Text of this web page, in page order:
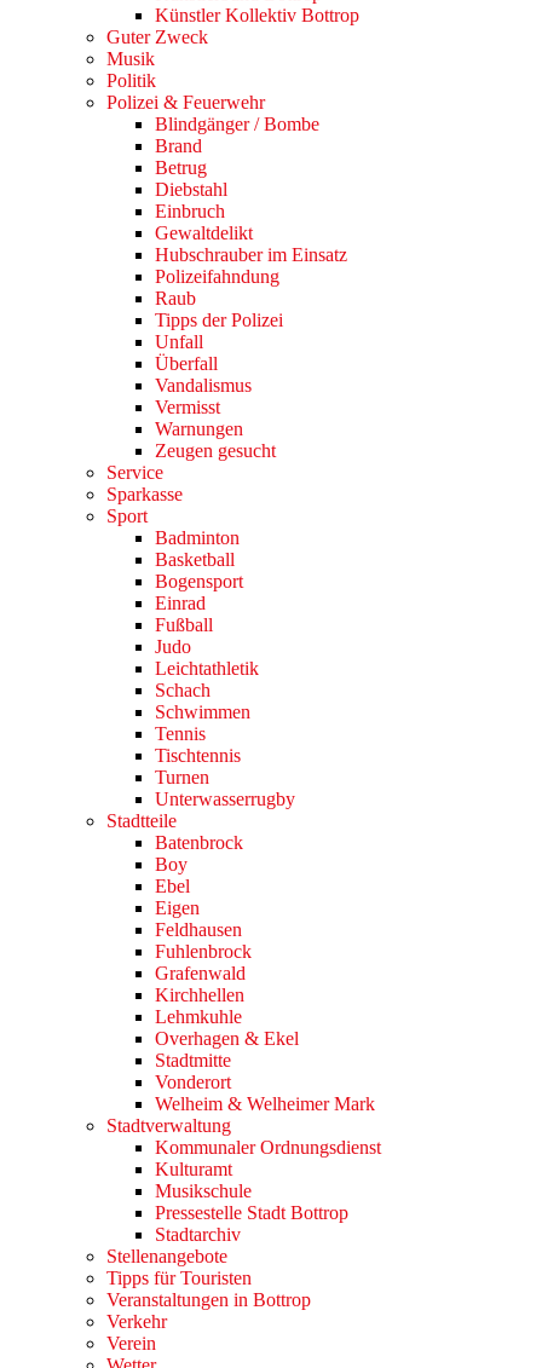
Künstler Kollektiv Bottrop
Guter Zweck
Musik
Politik
Polizei & Feuerwehr
Blindgänger / Bombe
Brand
Betrug
Diebstahl
Einbruch
Gewaltdelikt
Hubschrauber im Einsatz
Polizeifahndung
Raub
Tipps der Polizei
Unfall
Überfall
Vandalismus
Vermisst
Warnungen
Zeugen gesucht
Service
Sparkasse
Sport
Badminton
Basketball
Bogensport
Einrad
Fußball
Judo
Leichtathletik
Schach
Schwimmen
Tennis
Tischtennis
Turnen
Unterwasserrugby
Stadtteile
Batenbrock
Boy
Ebel
Eigen
Feldhausen
Fuhlenbrock
Grafenwald
Kirchhellen
Lehmkuhle
Overhagen & Ekel
Stadtmitte
Vonderort
Welheim & Welheimer Mark
Stadtverwaltung
Kommunaler Ordnungsdienst
Kulturamt
Musikschule
Pressestelle Stadt Bottrop
Stadtarchiv
Stellenangebote
Tipps für Touristen
Veranstaltungen in Bottrop
Verkehr
Verein